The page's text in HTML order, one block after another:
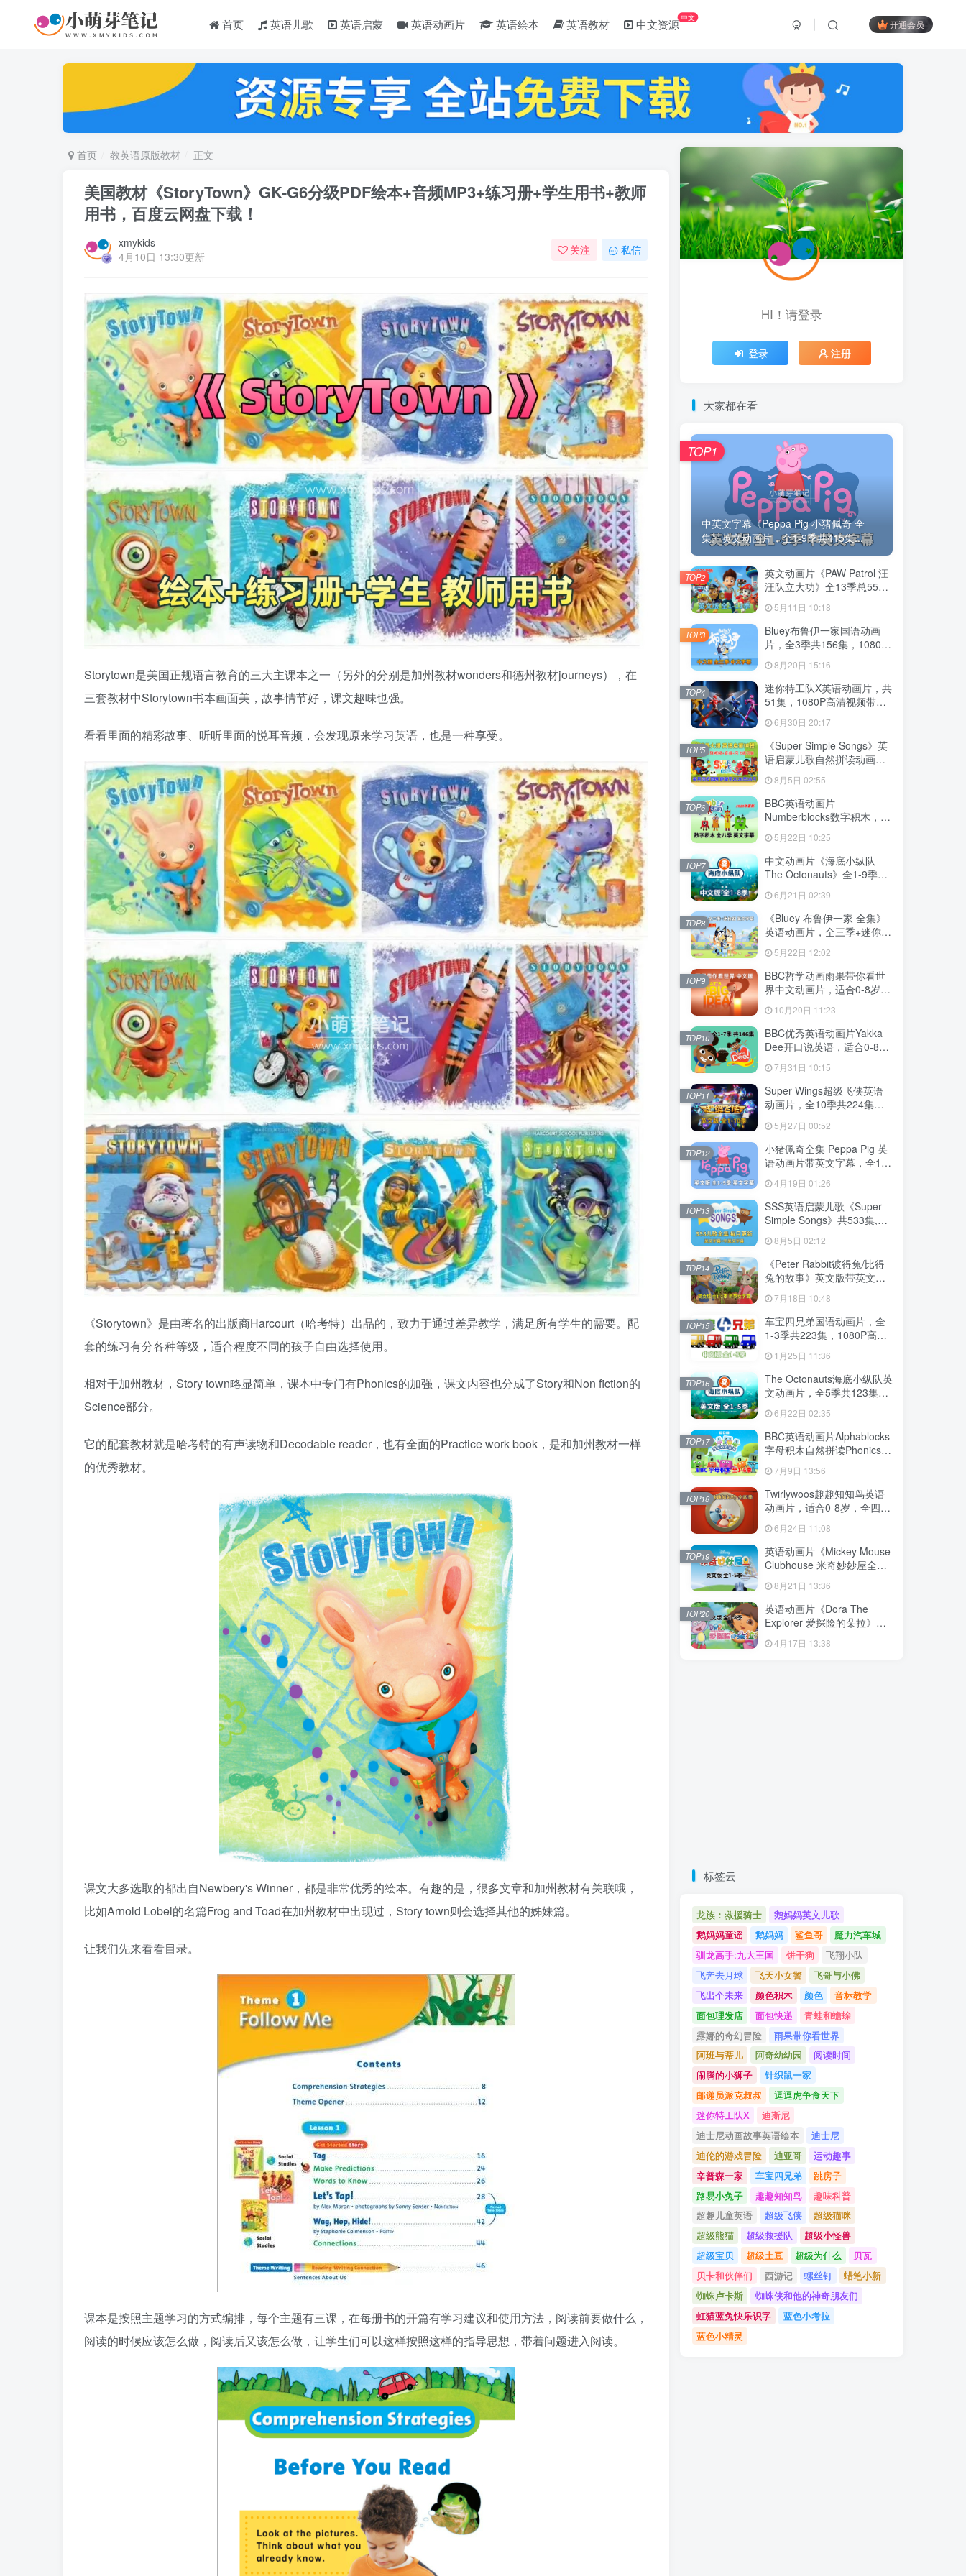
首页 英语儿歌 英语启蒙 英语动画片 英语绘本 英语教材 中文资源中文
开通会员
首页 教英语原版教材 正文
美国教材《StoryTown》GK-G6分级PDF绘本+音频MP3+练习册+学生用书+教师
用书，百度云网盘下载！
xmykids
4月10日 13:30更新
关注 私信
Storytown是美国正规语言教育的三大主课本之一（另外的分别是加州教材wonders和德州教材journeys），在
三套教材中Storytown书本画面美，故事情节好，课文趣味也强。
看看里面的精彩故事、听听里面的悦耳音频，会发现原来学习英语，也是一种享受。
《Storytown》是由著名的出版商Harcourt（哈考特）出品的，致力于通过差异教学，满足所有学生的需要。配
套的练习有分各种等级，适合程度不同的孩子自由选择使用。
相对于加州教材，Story town略显简单，课本中专门有Phonics的加强，课文内容也分成了Story和Non fiction的
Science部分。
它的配套教材就是哈考特的有声读物和Decodable reader，也有全面的Practice work book，是和加州教材一样
的优秀教材。
课文大多选取的都出自Newbery's Winner，都是非常优秀的绘本。有趣的是，很多文章和加州教材有关联哦，
比如Arnold Lobel的名篇Frog and Toad在加州教材中出现过，Story town则会选择其他的姊妹篇。
让我们先来看看目录。
课本是按照主题学习的方式编排，每个主题有三课，在每册书的开篇有学习建议和使用方法，阅读前要做什么，
阅读的时候应该怎么做，阅读后又该怎么做，让学生们可以这样按照这样的指导思想，带着问题进入阅读。
HI！请登录
登录 注册
大家都在看
中英文字幕《Peppa Pig 小猪佩奇 全
集》英文动画片，全1-9季共415集...
TOP1
英文动画片《PAW Patrol 汪
汪队立大功》全13季总555
字幕，带配套音频MP3，百
度云网盘下载！
5月11日 10:18
TOP2
Bluey布鲁伊一家国语动画
片，全3季共156集，1080P
云网盘下载
8月20日 15:16
TOP3
迷你特工队X英语动画片，共
51集，1080P高清视频带中
6月30日 20:17
TOP4
《Super Simple Songs》英
语启蒙儿歌自然拼读动画视
1080P高清视频带英文字
幕，百度云网盘下载！
8月5日 02:55
TOP5
BBC英语动画片
Numberblocks数字积木，适
别专辑共198集，1080P高清
视频带英文字幕，送配套音
频MP3，百度云网盘下载！
5月22日 10:25
TOP6
中文动画片《海底小纵队
The Octonauts》全1-9季共
247集+特别版9集，1080P
高清视频带中文字幕，百度
云网盘下载
6月21日 02:39
TOP7
《Bluey 布鲁伊一家 全集》
英语动画片，全三季+迷你剧
共204集，1080P高清视频带
英文字幕，带配套音频
MP3，百度云网盘下载！
5月22日 12:02
TOP8
BBC哲学动画雨果带你看世
界中文动画片，适合0-8岁，
全52集，1080P高清视频，
百度云网盘下载
10月20日 11:23
TOP9
BBC优秀英语动画片Yakka
Dee开口说英语，适合0-8
岁，全1-7季总共146集，
1080P高清视频带英文字
幕，送配套音频MP3，百度
云网盘下载！
7月31日 10:15
TOP10
Super Wings超级飞侠英语
动画片，全10季共224集，
幕，带配套音频MP3，百度
云网盘下载！
5月27日 00:52
TOP11
小猪佩奇全集 Peppa Pig 英
语动画片带英文字幕，全1-9
频，百度云网盘下载！
4月19日 01:26
TOP12
SSS英语启蒙儿歌《Super
Simple Songs》共533集,
+中英文字幕+配套音频
MP3，百度云网盘下载！
8月5日 02:12
TOP13
《Peter Rabbit彼得兔/比得
兔的故事》英文版带英文字
片，带配套音频MP3，百度
云网盘下载！
7月18日 10:48
TOP14
车宝四兄弟国语动画片，全
1-3季共223集，1080P高清
盘下载
1月25日 11:36
TOP15
The Octonauts海底小纵队英
文动画片，全5季共123集，
幕，带配套音频MP3，百度
云网盘下载
6月22日 02:35
TOP16
BBC英语动画片Alphablocks
字母积木自然拼读Phonics，
视频带英文字幕，百度云网
盘下载！
7月9日 13:56
TOP17
Twirlywoos趣趣知知鸟英语
动画片，适合0-8岁，全四季
共100集，1080P高清视频带
英文字幕，百度云网盘下载
6月24日 11:08
TOP18
英语动画片《Mickey Mouse
Clubhouse 米奇妙妙屋全
集》全五季共148集，1080P
高清视频带英文字幕，带配
套音频MP3，百度云网盘下
载！
8月21日 13:36
TOP19
英语动画片《Dora The
Explorer 爱探险的朵拉》全8
季共173集，带英文字幕和配
套音频MP3，百度云网盘下
4月17日 13:38
TOP20
标签云
龙族：救援骑士
鹅妈妈英文儿歌
鹅妈妈童谣
鹅妈妈 鲨鱼哥
魔力汽车城
驯龙高手:九大王国
饼干狗
飞翔小队
飞奔去月球
飞天小女警
飞哥与小佛
飞出个未来
颜色积木 颜色
音标教学
面包理发店
面包快递
青蛙和蟾蜍
露娜的奇幻冒险
雨果带你看世界
阿班与蒂儿
阿奇幼幼园
阅读时间
闹腾的小狮子
针织鼠一家
邮递员派克叔叔
逗逗虎争食天下
迷你特工队X
迪斯尼
迪士尼动画故事英语绘本
迪士尼
迪伦的游戏冒险
迪亚哥
运动趣事
辛普森一家
车宝四兄弟
跳房子
路易小兔子
趣趣知知鸟
趣味科普
超趣儿童英语
超级飞侠
超级猫咪
超级熊猫
超级救援队
超级小怪兽
超级宝贝
超级土豆 超级为什么
贝瓦
贝卡和伙伴们
西游记 螺丝钉
蜡笔小新
蜘蛛卢卡斯
蜘蛛侠和他的神奇朋友们
虹猫蓝兔快乐识字
蓝色小考拉
蓝色小精灵